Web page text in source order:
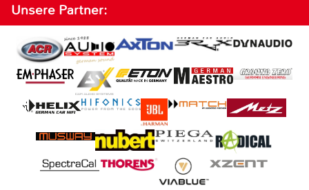
Unsere Partner: